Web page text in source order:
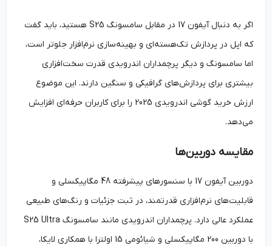
اگر به دنبال آیفون 17 در مقابل سامسونگ S25 هستید، باید گفت
که اپل در پردازش تک‌هسته‌ای و بهینه‌سازی نرم‌افزار جلوتر است،
اما سامسونگ و دیگر پرچمداران اندرویدی قدرت سخت‌افزاری
بیشتری برای پردازش‌های گرافیکی و سنگین دارند. این موضوع
ارزش خرید گوشی اندرویدی 2025 را برای کاربران حرفه‌ای افزایش
می‌دهد.
مقایسه دوربین‌ها
دوربین آیفون 17 با سنسورهای پیشرفته 48 مگاپیکسلی و
قابلیت‌های نرم‌افزاری قدرتمند، در ثبت جزئیات و رنگ‌های طبیعی
عملکرد عالی دارد. پرچمداران اندرویدی مانند سامسونگ S25 Ultra
با دوربین 200 مگاپیکسلی و شیائومی 15 اولترا با همکاری لایکا،